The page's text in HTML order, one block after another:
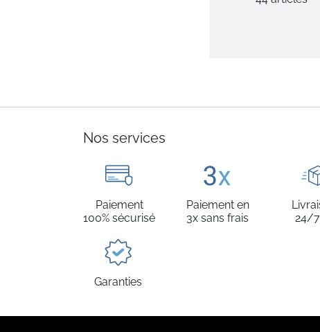
Nos services
Paiement
100% sécurisé
Paiement en
3x sans frais
24/
Garanties